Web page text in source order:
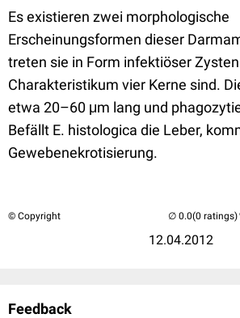
Es existieren zwei morphologische
Erscheinungsformen dieser
treten sie in Form infektiöser
Charakteristikum vier Kerne sind.
etwa 20–60 μm lang und
Befällt E. histologica die Leber,
Gewebenekrotisierung.
© Copyright
12.04.2012
(0 ratings)
Feedback